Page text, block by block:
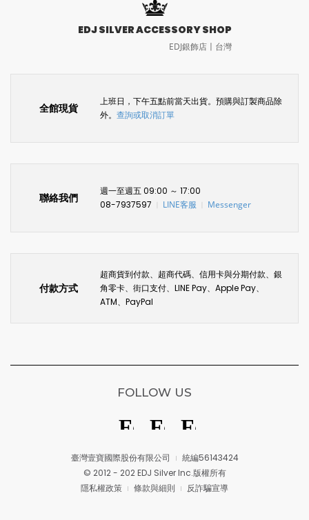
EDJ SILVER ACCESSORY SHOP
EDJ銀飾店〡台灣
全館現貨
上班日，下午五點前當天出貨。預購與訂製商品除
外。 查詢或取消訂單
聯絡我們
週一至週五 09:00 ～ 17:00
08-7937597
LINE客服 Messenger
付款方式
超商貨到付款、超商代碼、信用卡與分期付款、銀
角零卡、街口支付、LINE Pay、Apple Pay、
ATM、PayPal
臺灣壹寶國際股份有限公司
統編56143424
© 2012 - 202 EDJ Silver Inc.版權所有
隱私權政策
條款與細則 反詐騙宣導
FOLLOW US